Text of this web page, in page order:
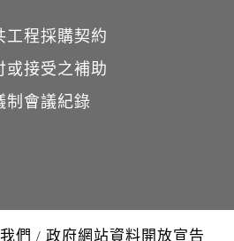
工程採購契約
或接受之補助
制會議紀錄
們 / 政府網站資料開放宣告